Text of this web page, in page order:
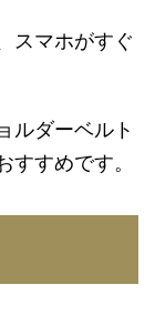
スマホがすぐ
ルダーベルト
すめです。